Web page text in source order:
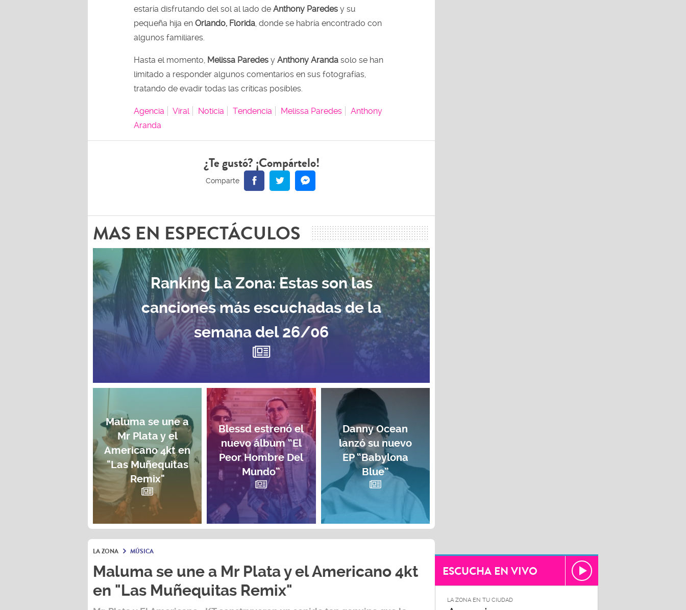
estaría disfrutando del sol al lado de Anthony Paredes y su
pequeña hija en Orlando, Florida , donde se habría encontrado con
algunos familiares.
Hasta el momento, Melissa Paredes y Anthony Aranda solo se han
limitado a responder algunos comentarios en sus fotografías,
tratando de evadir todas las críticas posibles.
Agencia Viral Noticia Tendencia Melissa Paredes
Anthony
Aranda
¿Te gustó? ¡Compártelo!
MAS EN ESPECTÁCULOS
Ranking La Zona: Estas son las
canciones más escuchadas de la
semana del 26/06
Maluma se une a
Mr Plata y el
Americano 4kt en
"Las Muñequitas
Remix"
Blessd estrenó el
nuevo álbum “El
Peor Hombre Del
Mundo”
Danny Ocean
lanzó su nuevo
EP “Babylona
Blue”
LA ZONA MÚSICA
Maluma se une a Mr Plata y el Americano 4kt
en "Las Muñequitas Remix"
ESCUCHA EN VIVO
LA ZONA EN TU CIUDAD